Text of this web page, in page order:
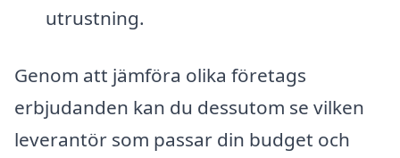
utrustning.
Genom att jämföra olika företags
erbjudanden kan du dessutom se vilken
leverantör som passar din budget och